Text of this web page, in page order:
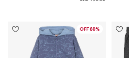
60% OFF